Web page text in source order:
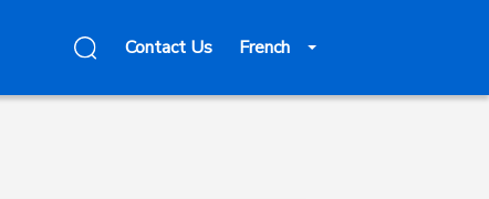
Contact Us French